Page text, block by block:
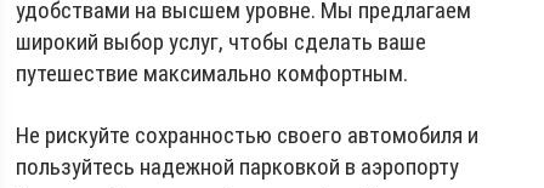
удобствами на высшем уровне. Мы предлагаем
широкий выбор услуг, чтобы сделать ваше
путешествие максимально комфортным.
Не рискуйте сохранностью своего автомобиля и
пользуйтесь надежной парковкой в аэропорту